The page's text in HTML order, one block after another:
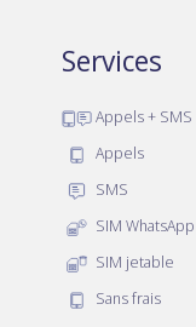
Services
Appels + SMS
Appels
SMS
SIM WhatsApp
SIM jetable
Sans frais